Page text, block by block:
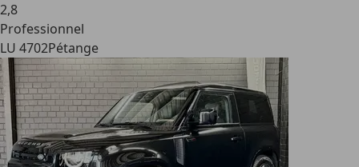
2,8
Professionnel
LU 4702Pétange